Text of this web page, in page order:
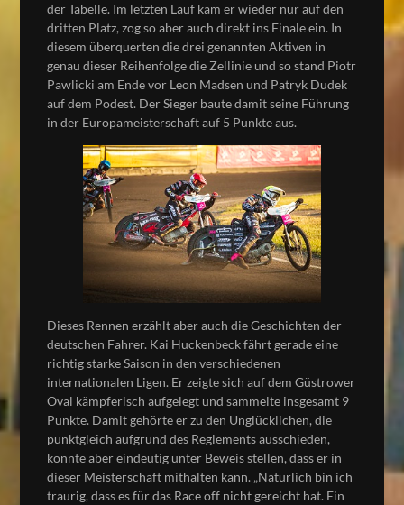
der Tabelle. Im letzten Lauf kam er wieder nur auf den
dritten Platz, zog so aber auch direkt ins Finale ein. In
diesem überquerten die drei genannten Aktiven in
genau dieser Reihenfolge die Zellinie und so stand Piotr
Pawlicki am Ende vor Leon Madsen und Patryk Dudek
auf dem Podest. Der Sieger baute damit seine Führung
in der Europameisterschaft auf 5 Punkte aus.
Dieses Rennen erzählt aber auch die Geschichten der
deutschen Fahrer. Kai Huckenbeck fährt gerade eine
richtig starke Saison in den verschiedenen
internationalen Ligen. Er zeigte sich auf dem Güstrower
Oval kämpferisch aufgelegt und sammelte insgesamt 9
Punkte. Damit gehörte er zu den Unglücklichen, die
punktgleich aufgrund des Reglements ausschieden,
konnte aber eindeutig unter Beweis stellen, dass er in
dieser Meisterschaft mithalten kann. „Natürlich bin ich
traurig, dass es für das Race off nicht gereicht hat. Ein